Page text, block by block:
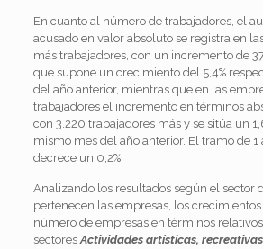
En cuanto al número de trabajadores, el
acusado en valor absoluto se registra en
más trabajadores, con un incremento de
que supone un crecimiento del 5,4%
del año anterior, mientras que en las
trabajadores el incremento en términos
con 3.220 trabajadores más y se sitúa un
mismo mes del año anterior. El tramo de 1
decrece un 0,2%.
Analizando los resultados según el sector
pertenecen las empresas, los
número de empresas en términos
sectoresActividades artísticas,